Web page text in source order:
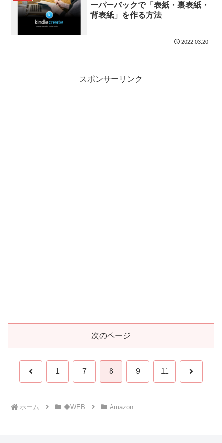
ーパーバックで「表紙・裏表紙・
背表紙」を作る方法
2022.03.20
スポンサーリンク
次のページ
前 1 7 8 9 11 次
ホーム ◆WEB Amazon